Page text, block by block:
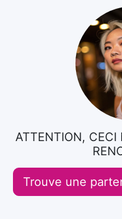
ATTENTION, CECI
Trouve une